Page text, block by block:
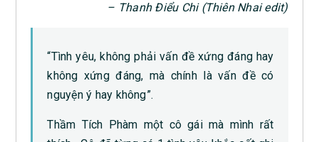
– Thanh Điểu Chi (Thiên Nhai edit)
“Tình yêu, không phải vấn đề xứng đáng hay
không xứng đáng, mà chính là vấn đề có
nguyện ý hay không”.
Thầm Tích Phàm một cô gái mà mình rất